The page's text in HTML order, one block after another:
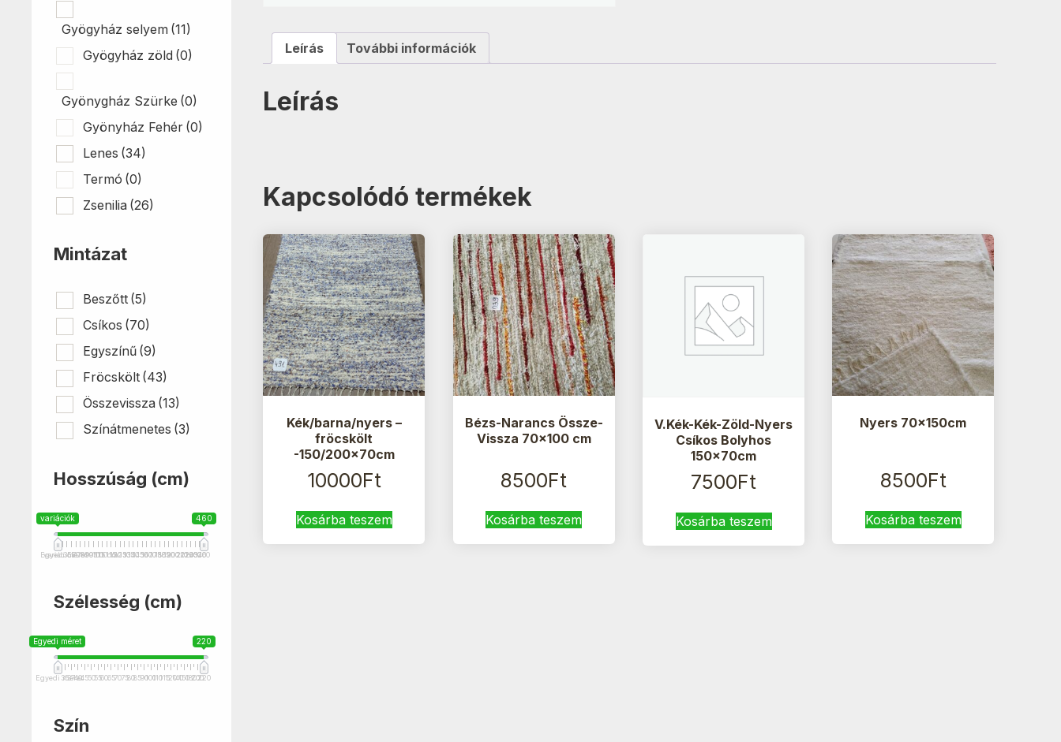
Leírás További információk
Leírás
Kapcsolódó termékek
Kék/barna/nyers –
fröcskölt
-150/200x70cm
10000Ft
Kosárba teszem
Bézs-Narancs Össze-
Vissza 70×100 cm
8500Ft
Kosárba teszem
V.Kék-Kék-Zöld-Nyers
Csíkos Bolyhos
150x70cm
7500Ft
Kosárba teszem
Nyers 70x150cm
8500Ft
Kosárba teszem
Gyögyház selyem (11)
Gyögyház zöld (0)
Gyönygház Szürke (0)
Gyönyház Fehér (0)
Lenes (34)
Termó (0)
Zsenilia (26)
Mintázat
Beszőtt (5)
Csíkos (70)
Egyszínű (9)
Fröcskölt (43)
Összevissza (13)
Színátmenetes (3)
Hosszúság (cm)
variációk 460
variációk
Egyedi méret
35557075809095100110
115 cm
115120125130135140145150160170175180185190
200201+
210
220
240
250
320
460
Szélesség (cm)
Egyedi méret 220
Egyedi méret
35374045505560657075808590100110115120140150180200220
Szín